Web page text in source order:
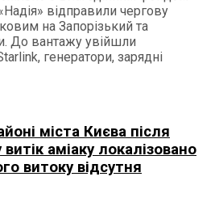
відправили чергову
на Запорізький та
До вантажу увійшли
генератори, зарядні
міста Києва після
аміаку локалізовано
витоку відсутня